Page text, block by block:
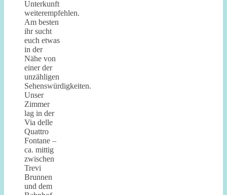
Unterkunft
weiterempfehlen.
Am besten
ihr sucht
euch etwas
in der
Nähe von
einer der
unzähligen
Sehenswürdigkeiten.
Unser
Zimmer
lag in der
Via delle
Quattro
Fontane –
ca. mittig
zwischen
Trevi
Brunnen
und dem